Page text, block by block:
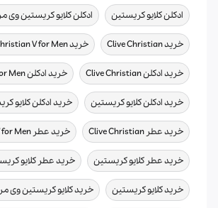
ادکلن کلایو کریستین , ادکلن کلایو کریستین وی
خرید Clive Christian , خرید Clive Christian V for Men
خرید ادکلن Clive Christian , خرید ادکلن Clive Christian V for Men
خرید ادکلن کلایو کریستین , خرید ادکلن کلایو
خرید عطر Clive Christian , خرید عطر Clive Christian V for Men
خرید عطر کلایو کریستین , خرید عطر کلایو
خرید کلایو کریستین , خرید کلایو کریستین وی